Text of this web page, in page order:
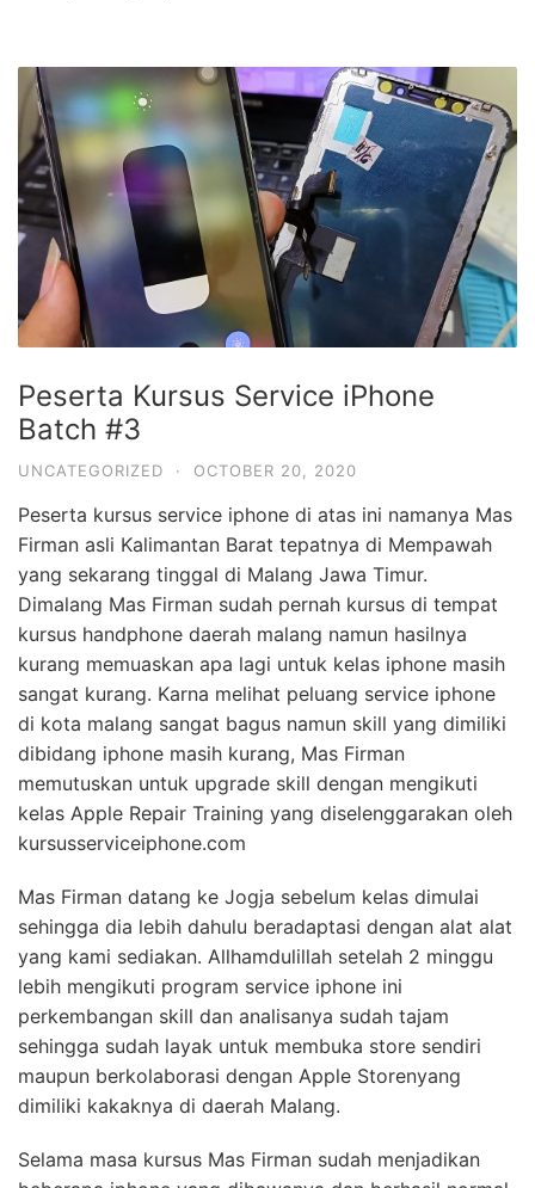
Peserta Kursus Service iPhone
Batch #3
UNCATEGORIZED · OCTOBER 20, 2020
Peserta kursus service iphone di atas ini namanya Mas
Firman asli Kalimantan Barat tepatnya di Mempawah
yang sekarang tinggal di Malang Jawa Timur.
Dimalang Mas Firman sudah pernah kursus di tempat
kursus handphone daerah malang namun hasilnya
kurang memuaskan apa lagi untuk kelas iphone masih
sangat kurang. Karna melihat peluang service iphone
di kota malang sangat bagus namun skill yang dimiliki
dibidang iphone masih kurang, Mas Firman
memutuskan untuk upgrade skill dengan mengikuti
kelas Apple Repair Training yang diselenggarakan oleh
kursusserviceiphone.com
Mas Firman datang ke Jogja sebelum kelas dimulai
sehingga dia lebih dahulu beradaptasi dengan alat alat
yang kami sediakan. Allhamdulillah setelah 2 minggu
lebih mengikuti program service iphone ini
perkembangan skill dan analisanya sudah tajam
sehingga sudah layak untuk membuka store sendiri
maupun berkolaborasi dengan Apple Storenyang
dimiliki kakaknya di daerah Malang.
Selama masa kursus Mas Firman sudah menjadikan